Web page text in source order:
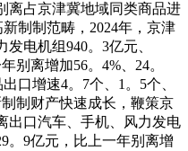
离占京津冀地域同类商品进
制制范畴，2024年，京津
电机组940。3亿元、
别离增加56。4%、24。
口增速4。7个、1。5个、
制财产快速成长，鞭策京
出口汽车、手机、风力发电
。9亿元，比上一年别离增